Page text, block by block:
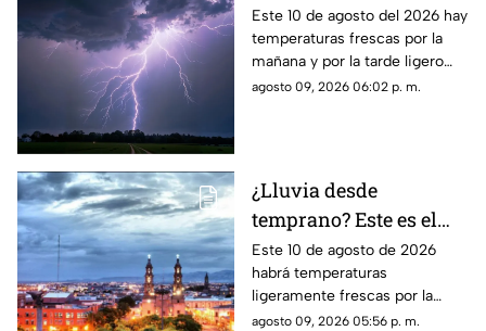
pronóstico del clima en
Zacatecas HOY lunes 10
de agosto
Este 10 de agosto del 2026 hay
temperaturas frescas por la
mañana y por la tarde ligero
calor; el clima de hoy en
agosto 09, 2026 06:02 p. m.
¿Lluvia desde
temprano? Este es el
pronóstico del clima en
Aguascalientes hoy 10
de agosto
Este 10 de agosto de 2026
habrá temperaturas
ligeramente frescas por la
mañana y calor en el día; el
agosto 09, 2026 05:56 p. m.